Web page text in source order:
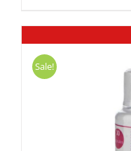
Sale!